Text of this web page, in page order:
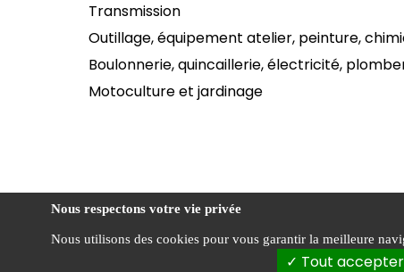
Transmission
Outillage, équipement atelier, peinture,
Boulonnerie, quincaillerie, électricité,
Motoculture et jardinage
Sabathier ©
Nous respectons votre vie privée
Nous utilisons des cookies pour vous garantir la meilleure
Tout accepter